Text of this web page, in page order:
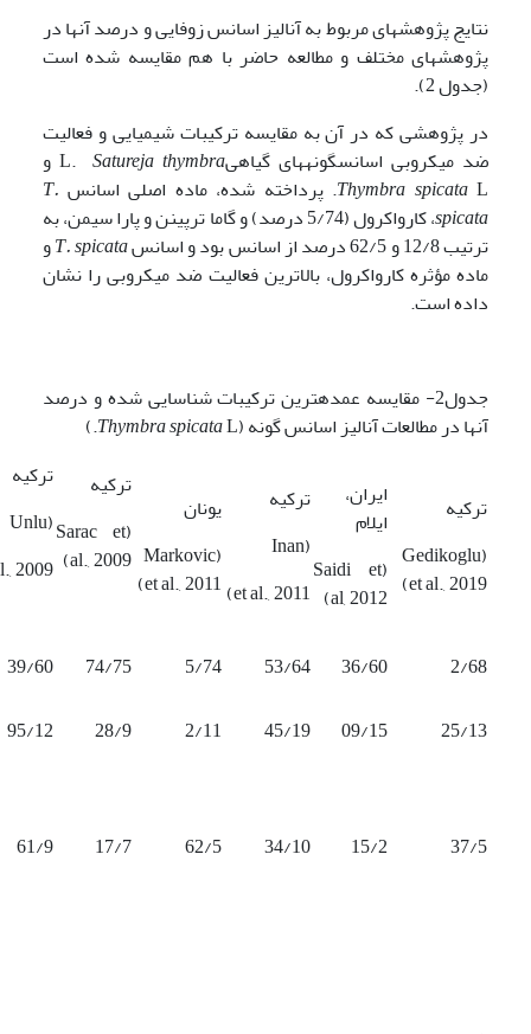
نتایج پژوهش­های مربوط به آنالیز اسانس زوفایی و درصد آنها در
پژوهش­های مختلف و مطالعه حاضر با هم مقایسه شده است
(جدول 2).
در پژوهشی که در آن به مقایسه ترکیبات شیمیایی و فعالیت
ضد میکروبی اسانس­گونه­های گیاهیL.Satureja thymbra
و
Thymbra spicataL. پرداخته شده، ماده اصلی اسانس
T.
spicata
، کارواکرول (5/74 درصد) و گاما ترپینن و پارا سیمن، به
ترتیب 12/8 و 62/5 درصد از اسانس بود و اسانس
T. spicataو
ماده مؤثره کارواکرول، بالاترین فعالیت ضد میکروبی را نشان
داده است.
جدول2- مقایسه عمده­ترین ترکیبات شناسایی شده و درصد
آنها در مطالعات آنالیز اسانس گونه (
ThymbraspicataL.)
ترکیه
(Gedikoglu
et al., 2019)
ایران،
ایلام
(Saidi et
al, 2012)
ترکیه
(Inan
et al., 2011)
یونان
(Markovic
et al., 2011)
ترکیه
(Sarac et
al., 2009)
ترکیه
(Unlu
2009)
2/68
36/60
53/64
5/74
74/75
39/60
25/13
09/15
45/19
2/11
28/9
95/12
37/5
15/2
34/10
62/5
17/7
61/9